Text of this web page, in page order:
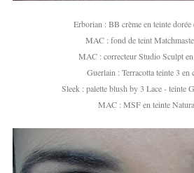
Erborian : BB crème en teinte dorée
MAC : fond de teint
MAC : correcteur Studio Sculpt
Guerlain : Terracotta teinte 3 en
Sleek : palette blush by 3 Lace - teinte
MAC : MSF en teinte